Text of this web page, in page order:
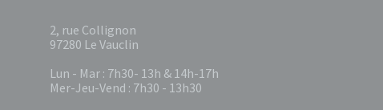
2, rue Collignon
97280 Le Vauclin
Lun - Mar : 7h30- 13h & 14h-17h
Mer-Jeu-Vend : 7h30 - 13h30